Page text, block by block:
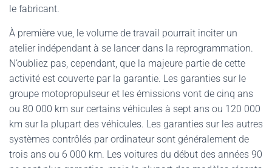
le fabricant.
À première vue, le volume de travail pourrait inciter un
atelier indépendant à se lancer dans la reprogrammation.
N’oubliez pas, cependant, que la majeure partie de cette
activité est couverte par la garantie. Les garanties sur le
groupe motopropulseur et les émissions vont de cinq ans
ou 80 000 km sur certains véhicules à sept ans ou 120 000
km sur la plupart des véhicules. Les garanties sur les autres
systèmes contrôlés par ordinateur sont généralement de
trois ans ou 6 000 km. Les voitures du début des années 90